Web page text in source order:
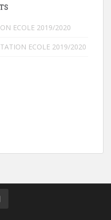
ECOLE 2019/2020
ECOLE 2019/2020